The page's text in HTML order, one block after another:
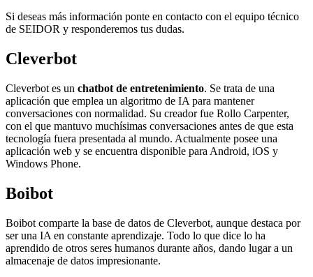
Si deseas más información ponte en contacto con el equipo técnico
de SEIDOR y responderemos tus dudas.
Cleverbot
Cleverbot es un chatbot de entretenimiento. Se trata de una
aplicación que emplea un algoritmo de IA para mantener
conversaciones con normalidad. Su creador fue Rollo Carpenter,
con el que mantuvo muchísimas conversaciones antes de que esta
tecnología fuera presentada al mundo. Actualmente posee una
aplicación web y se encuentra disponible para Android, iOS y
Windows Phone.
Boibot
Boibot comparte la base de datos de Cleverbot, aunque destaca por
ser una IA en constante aprendizaje. Todo lo que dice lo ha
aprendido de otros seres humanos durante años, dando lugar a un
almacenaje de datos impresionante.